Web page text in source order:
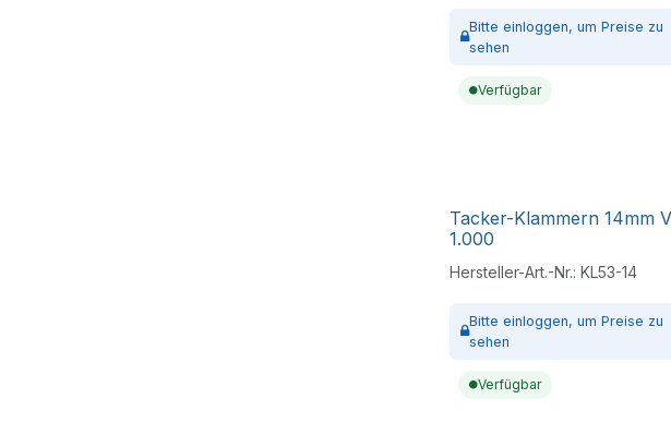
Bitte einloggen, um Preise zu
sehen
Verfügbar
Tacker-Klammern 14mm
1.000
Hersteller-Art.-Nr.: KL53-14
Bitte einloggen, um Preise zu
sehen
Verfügbar